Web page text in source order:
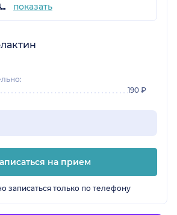
+7 (347) 213-14-31 показать
190 ₽
на прием
записаться только по телефону